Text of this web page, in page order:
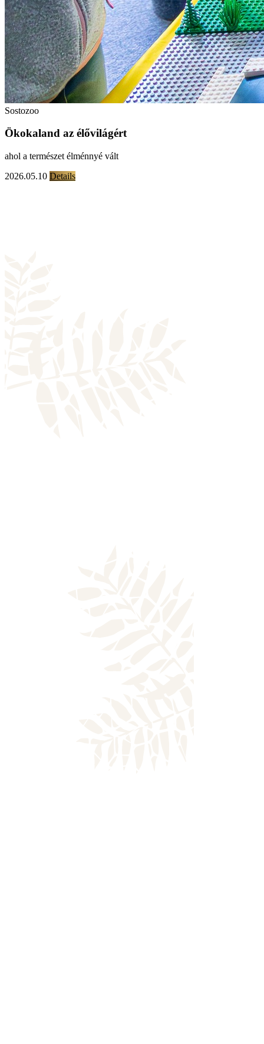
Sostozoo
Ökokaland az élővilágért
ahol a természet élménnyé vált
2026.05.10 Details